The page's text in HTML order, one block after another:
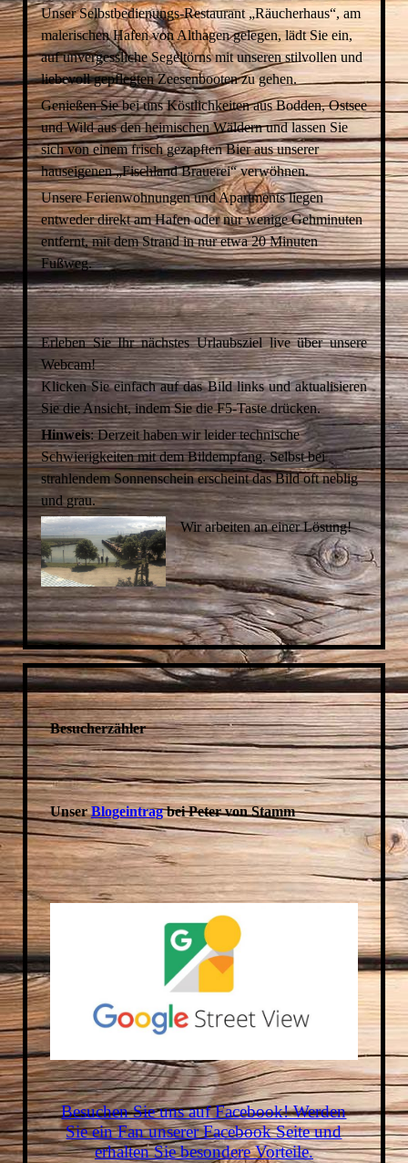
Unser Selbstbedienungs-Restaurant „Räucherhaus“, am
malerischen Hafen von Althagen gelegen, lädt Sie ein,
auf unvergessliche Segeltörns mit unseren stilvollen und
liebevoll gepflegten Zeesenbooten zu gehen.
Genießen Sie bei uns Köstlichkeiten aus Bodden, Ostsee
und Wild aus den heimischen Wäldern und lassen Sie
sich von einem frisch gezapften Bier aus unserer
hauseigenen „Fischland Brauerei“ verwöhnen.
Unsere Ferienwohnungen und Apartments liegen
entweder direkt am Hafen oder nur wenige Gehminuten
entfernt, mit dem Strand in nur etwa 20 Minuten
Fußweg.
Erleben Sie Ihr nächstes Urlaubsziel live über unsere
Webcam!
Klicken Sie einfach auf das Bild links und aktualisieren
Sie die Ansicht, indem Sie die F5-Taste drücken.
Hinweis: Derzeit haben wir leider technische
Schwierigkeiten mit dem Bildempfang. Selbst bei
strahlendem Sonnenschein erscheint das Bild oft neblig
und grau.
Wir arbeiten an einer Lösung!
Besucherzähler
UnserBlogeintragbei Peter von Stamm
Besuchen Sie uns auf Facebook! Werden
Sie ein Fan unserer Facebook Seite und
erhalten Sie besondere Vorteile.